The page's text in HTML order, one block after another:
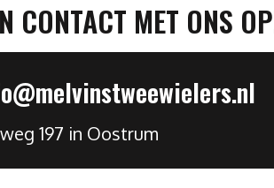
CONTACT MET ONS
197 in Oostrum